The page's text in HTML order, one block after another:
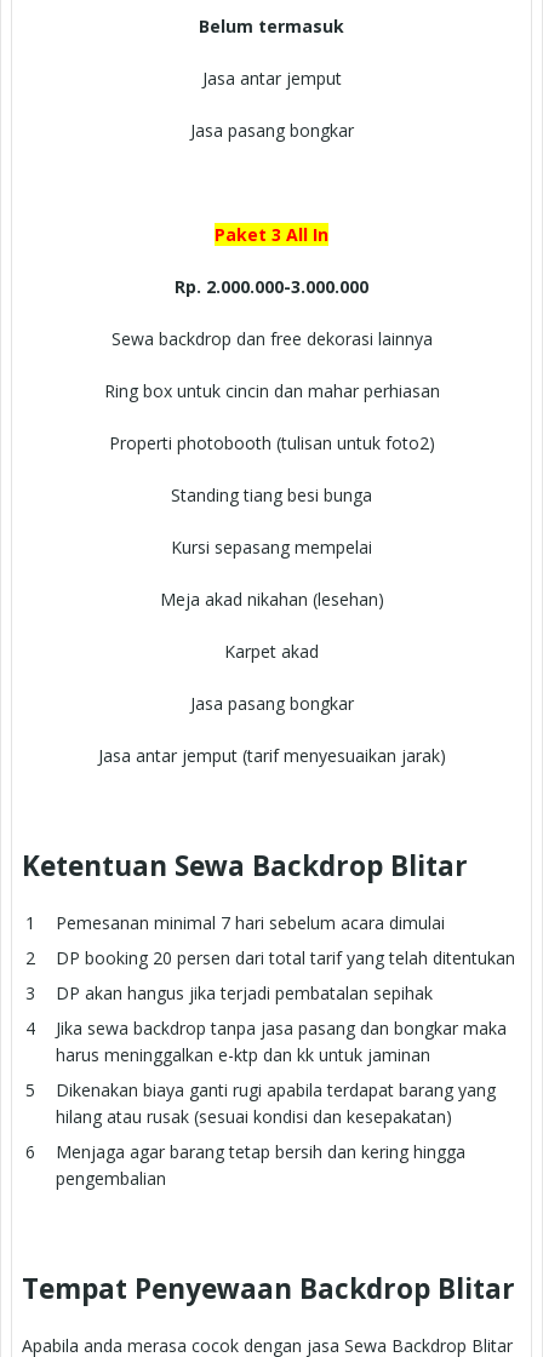
Belum termasuk
Jasa antar jemput
Jasa pasang bongkar
Paket 3 All In
Rp. 2.000.000-3.000.000
Sewa backdrop dan free dekorasi lainnya
Ring box untuk cincin dan mahar perhiasan
Properti photobooth (tulisan untuk foto2)
Standing tiang besi bunga
Kursi sepasang mempelai
Meja akad nikahan (lesehan)
Karpet akad
Jasa pasang bongkar
Jasa antar jemput (tarif menyesuaikan jarak)
Ketentuan Sewa Backdrop Blitar
Pemesanan minimal 7 hari sebelum acara dimulai
DP booking 20 persen dari total tarif yang telah ditentukan
DP akan hangus jika terjadi pembatalan sepihak
Jika sewa backdrop tanpa jasa pasang dan bongkar maka
harus meninggalkan e-ktp dan kk untuk jaminan
Dikenakan biaya ganti rugi apabila terdapat barang yang
hilang atau rusak (sesuai kondisi dan kesepakatan)
Menjaga agar barang tetap bersih dan kering hingga
pengembalian
Tempat Penyewaan Backdrop Blitar
Apabila anda merasa cocok dengan jasa Sewa Backdrop Blitar